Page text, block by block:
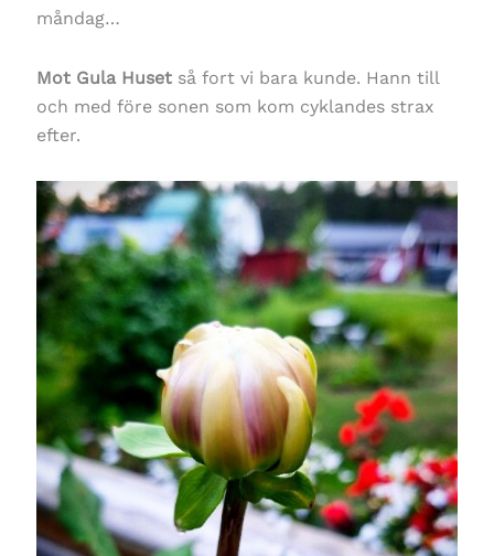
måndag…
Mot Gula Husetså fort vi bara kunde. Hann till
och med före sonen som kom cyklandes strax
efter.